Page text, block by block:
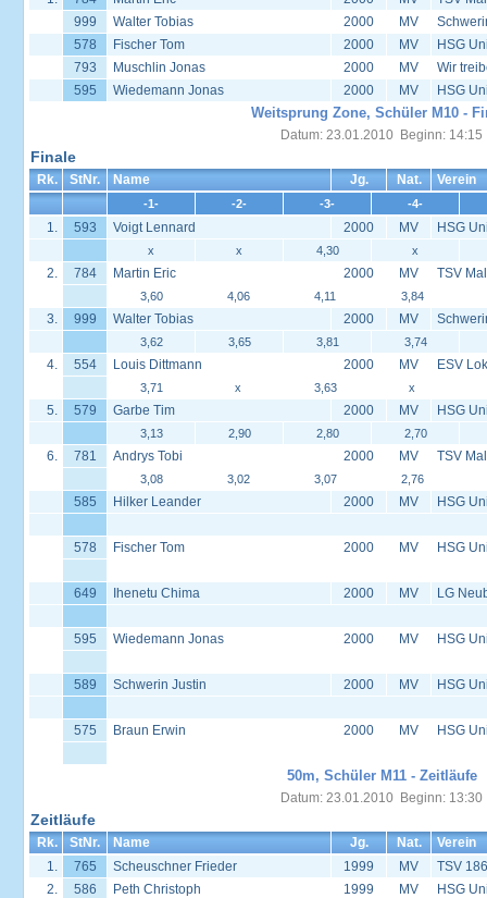
999
Walter Tobias 2000 MV
578
Fischer Tom 2000 MV
HSG
793
Muschlin Jonas 2000 MV
Wir
595
Wiedemann Jonas 2000 MV HSG
Weitsprung Zone, Schüler M10 -
Datum: 23.01.2010 Beginn: 14:15
Finale
Rk. StNr. Name Jg. Nat. Verein
-1- -2- -3- -4-
1. 593 Voigt Lennard 2000 MV HSG
x x 4,30 x
2. 784 Martin Eric 2000 MV TSV
3,60 4,06 4,11 3,84
3. 999 Walter Tobias 2000 MV
3,62 3,65 3,81 3,74
4. 554 Louis Dittmann 2000 MV ESV
3,71 x 3,63 x
5. 579 Garbe Tim 2000 MV HSG
3,13 2,90 2,80 2,70
6. 781 Andrys Tobi 2000 MV TSV
3,08 3,02 3,07 2,76
585 Hilker Leander 2000 MV HSG
578 Fischer Tom 2000 MV HSG
649 Ihenetu Chima 2000 MV LG
595 Wiedemann Jonas 2000 MV HSG
589 Schwerin Justin 2000 MV HSG
575 Braun Erwin 2000 MV HSG
50m, Schüler M11 - Zeitläufe
Datum: 23.01.2010 Beginn: 13:30
Zeitläufe
Rk. StNr. Name Jg. Nat.
Verein
1.
765 Scheuschner Frieder 1999 MV
TSV
2.
586 Peth Christoph 1999 MV
HSG